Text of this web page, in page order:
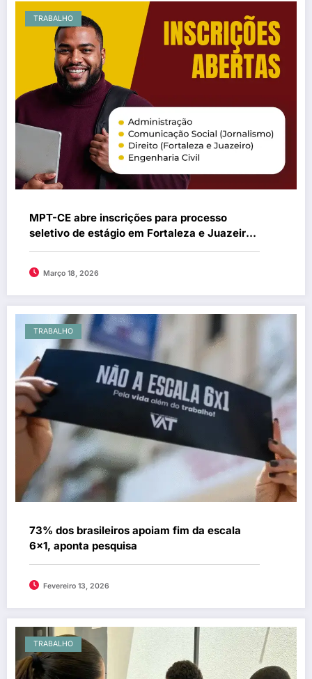
TRABALHO
MPT-CE abre inscrições para processo
seletivo de estágio em Fortaleza e Juazeiro
do Norte
Março 18, 2026
TRABALHO
73% dos brasileiros apoiam fim da escala
6×1, aponta pesquisa
Fevereiro 13, 2026
TRABALHO